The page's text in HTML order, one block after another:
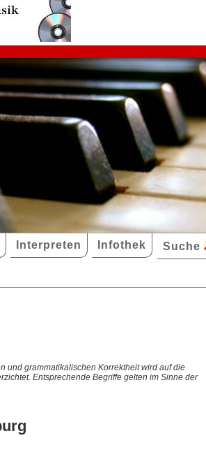
Interpreten Infothek Suche
und grammatikalischen Korrektheit wird auf die
Entsprechende Begriffe gelten im Sinne der